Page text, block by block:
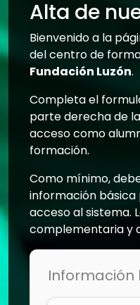
Alta de
Bienvenido a la
del centro de
Fundación Luzón.
Completa el
parte derecha de
acceso como
formación.
Como mínimo,
información
acceso al sistema.
complementaria y
Información